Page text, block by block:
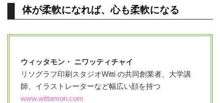
体が柔軟になれば、心も柔軟になる
ウィッタモン・ ニワッティチャイ
リソグラフ印刷スタジオWitti の共同創業者、大学講
師、イラストレーターなど幅広い顔を持つ
www.wittamon.com